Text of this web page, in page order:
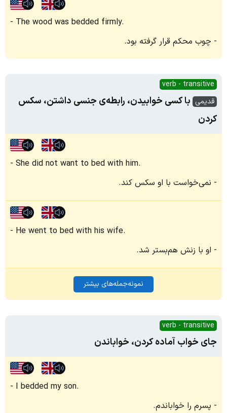
The wood was bedded firmly.
چوب محکم قرار گرفته بود.
verb - transitive
قدیمی با کسی خوابیدن، رابطه‌ی جنسی داشتن، سکس
کردن
She did not want to bed with him.
نمی‌خواست با او سکس کند.
He went to bed with his wife.
او با زنش هم‌بستر شد.
نمونه‌جمله‌های بیشتر
verb - transitive
جای خواب آماده کردن، خواباندن
I bedded my son.
پسرم را خواباندم.